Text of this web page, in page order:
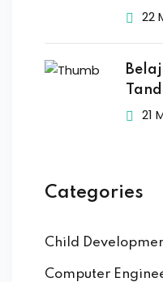
Otak
22
21
Categories
Child
Computer